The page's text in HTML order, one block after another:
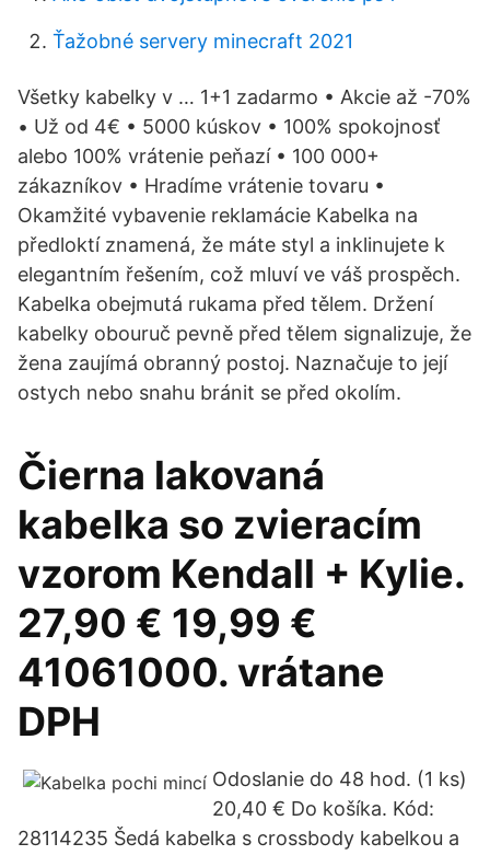
Ťažobné servery minecraft 2021
Všetky kabelky v … 1+1 zadarmo • Akcie až -70%
• Už od 4€ • 5000 kúskov • 100% spokojnosť
alebo 100% vrátenie peňazí • 100 000+
zákazníkov • Hradíme vrátenie tovaru •
Okamžité vybavenie reklamácie Kabelka na
předloktí znamená, že máte styl a inklinujete k
elegantním řešením, což mluví ve váš prospěch.
Kabelka obejmutá rukama před tělem. Držení
kabelky obouruč pevně před tělem signalizuje, že
žena zaujímá obranný postoj. Naznačuje to její
ostych nebo snahu bránit se před okolím.
Čierna lakovaná
kabelka so zvieracím
vzorom Kendall + Kylie.
27,90 € 19,99 €
41061000. vrátane
DPH
Odoslanie do 48 hod. (1 ks)
20,40 € Do košíka. Kód:
28114235 Šedá kabelka s crossbody kabelkou a